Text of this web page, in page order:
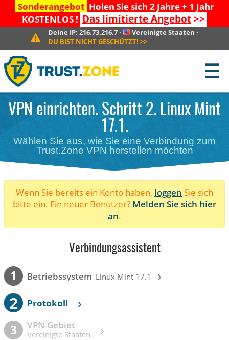
Sonderangebot Holen Sie sich 2 Jahre + 1 Jahr
KOSTENLOS ! Das limitierte Angebot>>
Deine IP: 216.73.216.7· Vereinigte Staaten ·
DU BIST NICHT GESCHÜTZT! >>
☰
VPN einrichten. Schritt 2. Linux Mint
17.1.
Wählen Sie aus, wie Sie eine Verbindung zum
Trust.Zone VPN herstellen möchten
Wenn Sie bereits ein Konto haben, loggen Sie sich
bitte ein. Ein neuer Benutzer? Melden Sie sich hier
an.
Verbindungsassistent
1 Betriebssystem Linux Mint 17.1 ›
2 Protokoll ›
3 VPN-Gebiet
Vereinigte Staaten ›